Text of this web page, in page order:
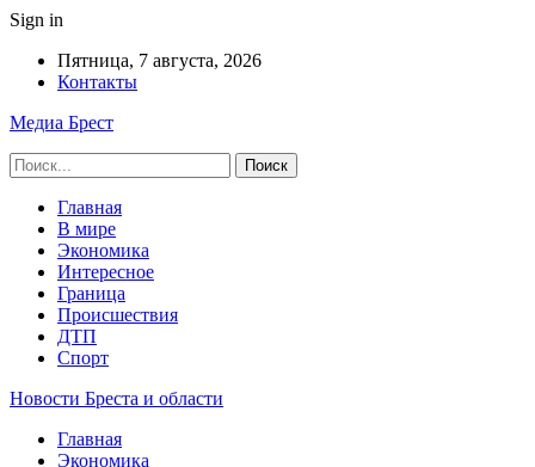
Sign in
Пятница, 7 августа, 2026
Контакты
Медиа Брест
Главная
В мире
Экономика
Интересное
Граница
Происшествия
ДТП
Спорт
Новости Бреста и области
Главная
Экономика